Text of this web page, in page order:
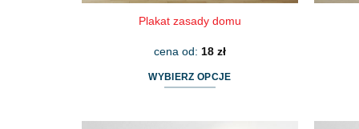
Plakat zasady domu
cena od: 18 zł
WYBIERZ OPCJE